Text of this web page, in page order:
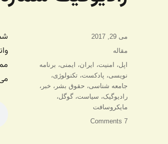
ارسال
شده
می 29, 2017
دسته‌ها
مقاله
برچسب‌ها
اپل، امنیت، ایران، ایمنی، برنامه
نویسی، پادکست، تکنولوژی،
جامعه شناسی، حقوق بشر ، خبر ،
رادیوگیک، سیاست،گوگل،
مایکروسافت
7 Comments